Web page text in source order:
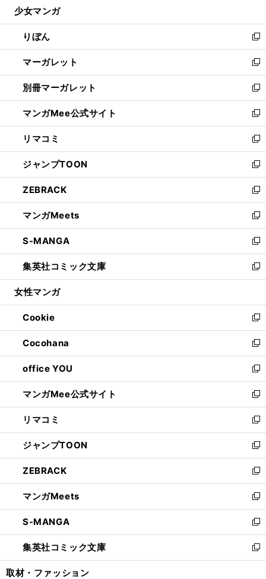
開
く
ウ
で
開
く
ン
ド
ウ
で
開
く
ウ
ィ
ン
ド
ウ
で
開
く
少女マンガ
りぼん
新
し
い
ウ
ィ
ン
ド
ウ
で
開
く
マーガレット
新
し
い
ウ
ィ
ン
ド
ウ
で
開
く
別冊マーガレット
新
し
い
ウ
ィ
ン
ド
ウ
で
開
く
マンガMee公式サイト
新
し
い
ウ
ィ
ン
ド
ウ
で
開
く
リマコミ
新
し
い
ウ
ィ
ン
ド
ウ
で
開
く
ジャンプTOON
新
し
い
ウ
ィ
ン
ド
ウ
で
開
ZEBRACK
新
し
い
ウ
ィ
ン
ド
ウ
開
く
マンガMeets
新
し
い
ウ
ィ
ン
ウ
で
開
く
S-MANGA
新
し
い
ウ
ン
ド
ウ
で
開
く
集英社コミック文庫
新
し
ウ
ィ
ン
ド
ウ
で
開
く
女性マンガ
Cookie
新
し
い
ウ
ィ
ン
ド
ウ
で
開
く
Cocohana
新
し
い
ウ
ィ
ン
ド
ウ
で
開
く
office YOU
新
し
い
ウ
ィ
ン
ド
ウ
で
開
く
マンガMee公式サイト
新
し
い
ウ
ィ
ン
ド
ウ
で
開
く
リマコミ
新
し
い
ウ
ィ
ン
ド
ウ
で
開
く
ジャンプTOON
新
し
い
ウ
ィ
ン
ド
ウ
で
開
ZEBRACK
新
し
い
ウ
ィ
ン
ド
ウ
マンガMeets
新
し
い
ウ
ィ
ン
S-MANGA
新
し
い
ウ
集英社コミック文庫
新
し
取材・ファッション